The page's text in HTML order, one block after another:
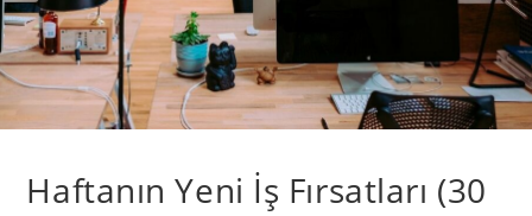
Haftanın Yeni İş Fırsatları (30